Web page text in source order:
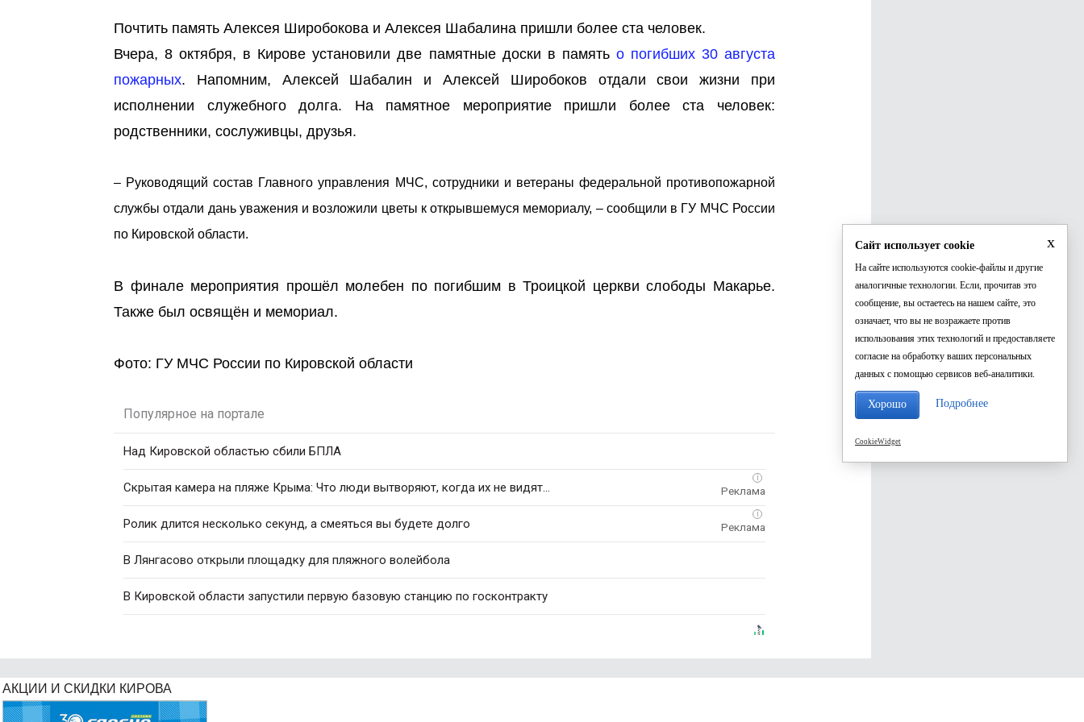
Почтить память Алексея Широбокова и Алексея Шабалина пришли более ста человек.
Вчера, 8 октября, в Кирове установили две памятные доски в память о погибших 30 августа
пожарных. Напомним, Алексей Шабалин и Алексей Широбоков отдали свои жизни при
исполнении служебного долга. На памятное мероприятие пришли более ста человек:
родственники, сослуживцы, друзья.
– Руководящий состав Главного управления МЧС, сотрудники и ветераны федеральной противопожарной
службы отдали дань уважения и возложили цветы к открывшемуся мемориалу, – сообщили в ГУ МЧС России
по Кировской области.
В финале мероприятия прошёл молебен по погибшим в Троицкой церкви слободы Макарье.
Также был освящён и мемориал.
Фото: ГУ МЧС России по Кировской области
Популярное на портале
Над Кировской областью сбили БПЛА
i
Скрытая камера на пляже Крыма: Что люди вытворяют, когда их не видят...
i
Ролик длится несколько секунд, а смеяться вы будете долго
В Лянгасово открыли площадку для пляжного волейбола
В Кировской области запустили первую базовую станцию по госконтракту
АКЦИИ И СКИДКИ КИРОВА
x
Сайт использует cookie
На сайте используются cookie-файлы и другие
аналогичные технологии. Если, прочитав это
сообщение, вы остаетесь на нашем сайте, это
означает, что вы не возражаете против
использования этих технологий и предоставляете
согласие на обработку ваших персональных
данных с помощью сервисов веб-аналитики.
Хорошо Подробнее
CookieWidget